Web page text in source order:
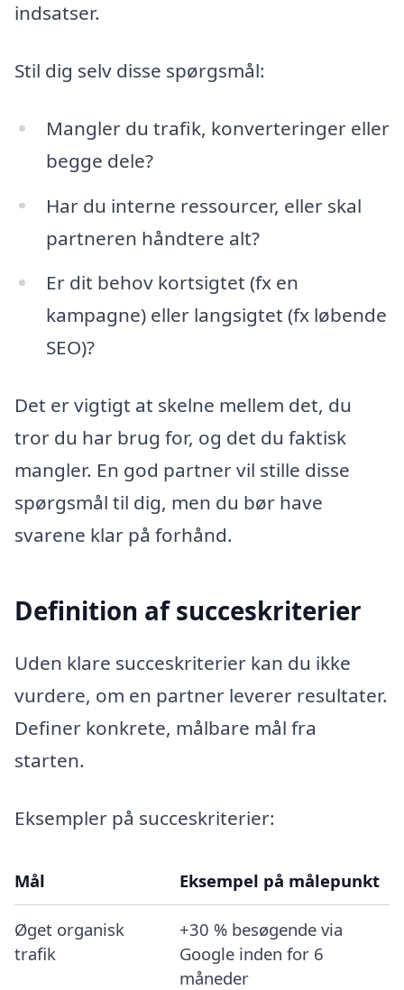
indsatser.
Stil dig selv disse spørgsmål:
Mangler du trafik, konverteringer eller
begge dele?
Har du interne ressourcer, eller skal
partneren håndtere alt?
Er dit behov kortsigtet (fx en
kampagne) eller langsigtet (fx løbende
SEO)?
Det er vigtigt at skelne mellem det, du
tror du har brug for, og det du faktisk
mangler. En god partner vil stille disse
spørgsmål til dig, men du bør have
svarene klar på forhånd.
Definition af succeskriterier
Uden klare succeskriterier kan du ikke
vurdere, om en partner leverer resultater.
Definer konkrete, målbare mål fra
starten.
Eksempler på succeskriterier:
Mål Eksempel på målepunkt
Øget organisk
trafik
+30 % besøgende via
Google inden for 6
måneder